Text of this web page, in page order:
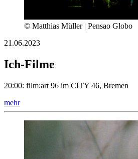
© Matthias Müller | Pensao Globo
21.06.2023
Ich-Filme
20:00: film:art 96 im CITY 46, Bremen
mehr